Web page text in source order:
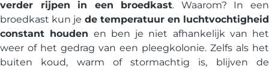
verder rijpen in een broedkast. Waarom? In een
broedkast kun je de temperatuur en luchtvochtigheid
constant houden en ben je niet afhankelijk van het
weer of het gedrag van een pleegkolonie. Zelfs als het
buiten koud, warm of stormachtig is, blijven de